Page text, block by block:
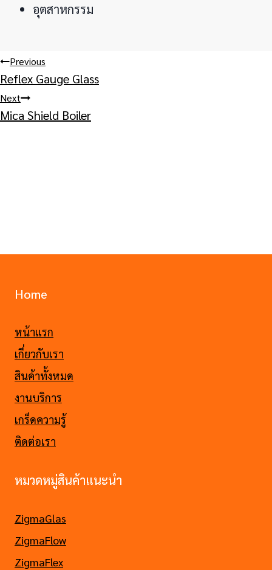
อุตสาหกรรม
Post
navigation
Previous
Reflex Gauge Glass
Next
Mica Shield Boiler
Home
หน้าแรก
เกี่ยวกับเรา
สินค้าทั้งหมด
งานบริการ
เกร็ดความรู้
ติดต่อเรา
หมวดหมู่สินค้าแนะนำ
ZigmaGlas
ZigmaFlow
ZigmaFlex